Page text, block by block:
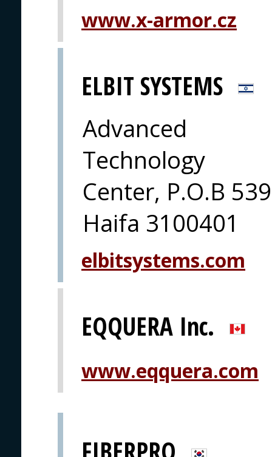
www.x-armor.cz
ELBIT SYSTEMS
Advanced
Technology
Center, P.O.B 539
Haifa 3100401
elbitsystems.com
EQQUERA Inc.
www.eqquera.com